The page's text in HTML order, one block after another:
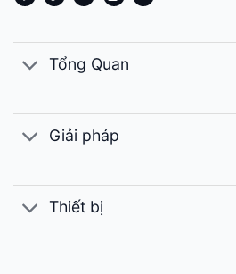
Tổng Quan
Giải pháp
Thiết bị